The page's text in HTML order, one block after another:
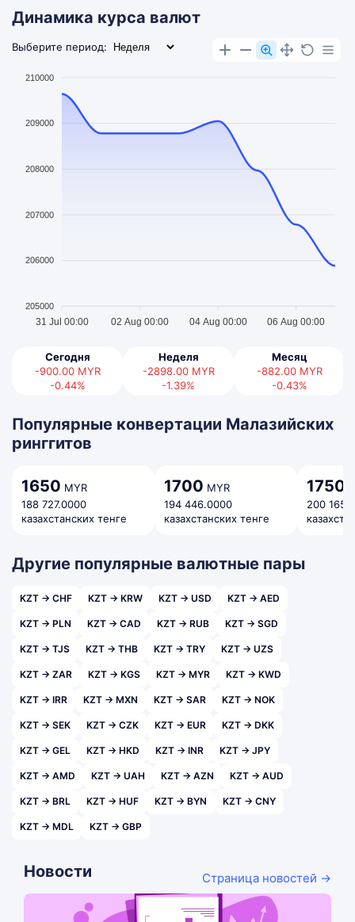
Динамика курса валют
Выберите период:
210000
209000
208000
207000
206000
205000
31 Jul 00:00 02 Aug 00:00 04 Aug 00:00 06 Aug 00:00
Сегодня
-900.00 MYR
-0.44%
Неделя
-2898.00 MYR
-1.39%
Месяц
-882.00 MYR
-0.43%
Популярные конвертации Малазийских
ринггитов
1650 MYR
188 727.0000
казахстанских тенге
1700 MYR
194 446.0000
казахстанских тенге
1750
200
Другие популярные валютные пары
KZT → CHF KZT → KRW KZT → USD KZT → AED
KZT → PLN KZT → CAD KZT → RUB KZT → SGD
KZT → TJS KZT → THB KZT → TRY KZT → UZS
KZT → ZAR KZT → KGS KZT → MYR KZT → KWD
KZT → IRR KZT → MXN KZT → SAR KZT → NOK
KZT → SEK KZT → CZK KZT → EUR KZT → DKK
KZT → GEL KZT → HKD KZT → INR KZT → JPY
KZT → AMD KZT → UAH KZT → AZN KZT → AUD
KZT → BRL KZT → HUF KZT → BYN KZT → CNY
KZT → MDL KZT → GBP
Новости Страница новостей →